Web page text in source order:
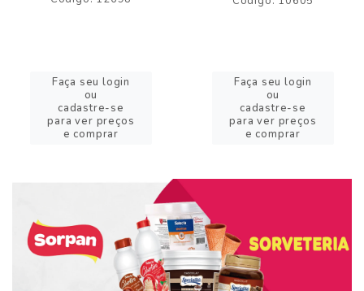
Faça seu login
ou
cadastre-se
para ver preços
e comprar
Faça seu login
ou
cadastre-se
para ver preços
e comprar